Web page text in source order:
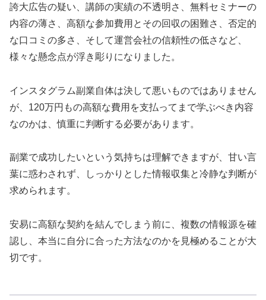
誇大広告の疑い、講師の実績の不透明さ、無料セミナーの
内容の薄さ、高額な参加費用とその回収の困難さ、否定的
な口コミの多さ、そして運営会社の信頼性の低さなど、
様々な懸念点が浮き彫りになりました。
インスタグラム副業自体は決して悪いものではありません
が、120万円もの高額な費用を支払ってまで学ぶべき内容
なのかは、慎重に判断する必要があります。
副業で成功したいという気持ちは理解できますが、甘い言
葉に惑わされず、しっかりとした情報収集と冷静な判断が
求められます。
安易に高額な契約を結んでしまう前に、複数の情報源を確
認し、本当に自分に合った方法なのかを見極めることが大
切です。